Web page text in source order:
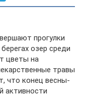
прогулки
озер среди
цветы на
травы
что конец весны-
активности